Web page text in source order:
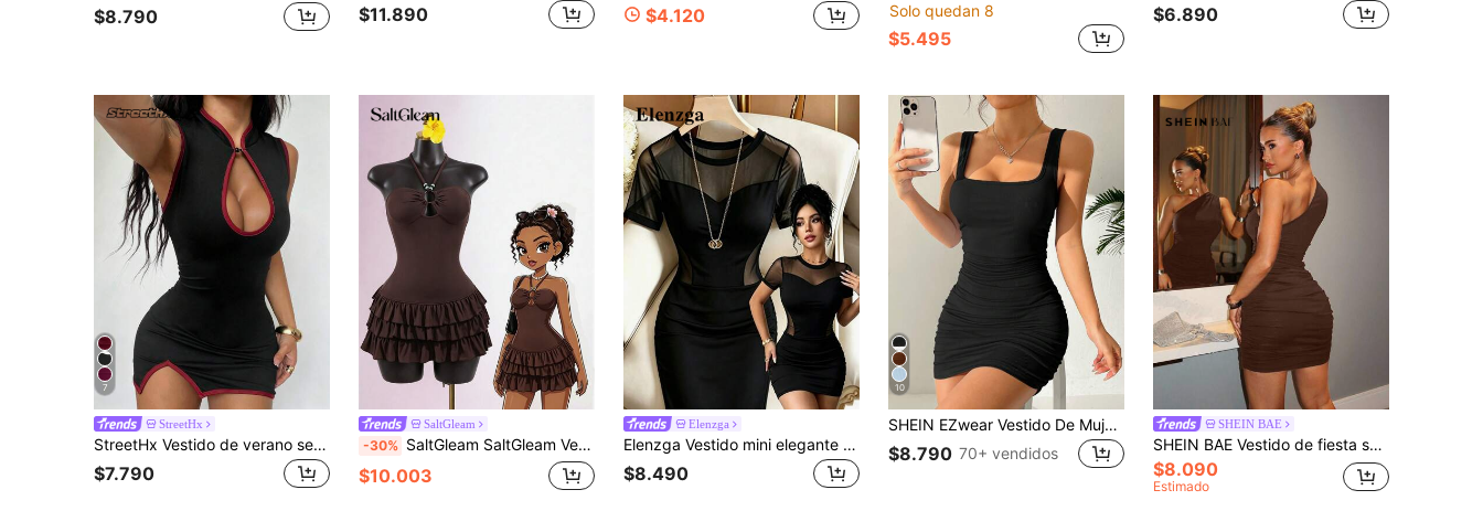
$8.790 $11.890 $4.120
Solo quedan 8
$5.495
$6.890
7
StreetHx
StreetHx Vestido de verano sexy para citas con diseño de bloques de color y recortes para mujer
$7.790
SaltGleam
-30% SaltGleam SaltGleam Vestido mini sexy de unicolor con cuello halter y drapeado para citas y fiestas
$10.003
Elenzga
Elenzga Vestido mini elegante de mujer de unicolor con contraste de malla, manga corta y ajuste ceñido
$8.490
10
SHEIN EZwear Vestido De Mujer Sin Mangas Y Plisado Con Cuello Cuadrado Y Color Sólido
$8.790 70+ vendidos
SHEIN BAE
SHEIN BAE Vestido de fiesta sexy de un hombro con estampado de smock para mujer
$8.090
Estimado